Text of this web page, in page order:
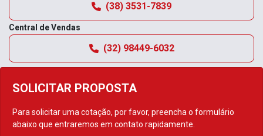
SOLICITAR PROPOSTA
Para solicitar uma cotação, por favor, preencha o formulário
abaixo que entraremos em contato rapidamente.
(38) 3531-7839
Central de Vendas
(32) 98449-6032